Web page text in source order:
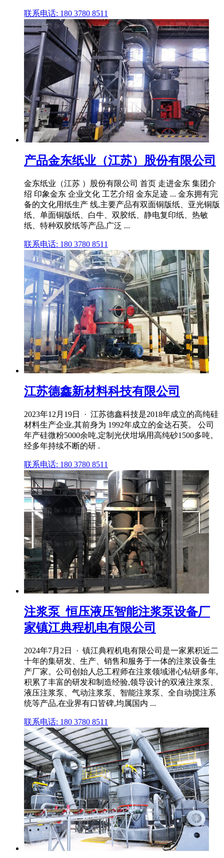
联系电话: 180 3780 8511
产品金东纸业（江苏）股份有限公司
金东纸业（江苏 ）股份有限公司 首页 走进金东 集团介
绍 印象金东 企业文化 工艺介绍 金东足迹 ... 金东拥有完
备的文化用纸生产 线,主要产品有双面铜版纸、亚光铜版
纸、单面铜版纸、白牛、双胶纸、静电复印纸、热敏
纸、特种双胶纸等产品,广泛 ...
联系电话: 180 3780 8511
江苏德鑫新材料科技有限公司
2023年12月19日 · 江苏德鑫科技是2018年成立的高纯硅
材料生产企业,其前身为 1992年成立的金达石英。 公司
年产硅微粉5000余吨,定制光伏坩埚用高纯砂1500多吨。
经多年持续不断的研 .
联系电话: 180 3780 8511
注浆泵_恒压液压智能注浆泵设备厂
家镇江典程机电有限公司
2024年7月2日 · 镇江典程机电有限公司是一家累积近二
十年的集研发、生产、销售和服务于一体的注浆设备生
产厂家。公司创始人总工程师在注浆领域潜心钻研多年,
积累了丰富的研发和制造经验,领导设计的双液注浆泵、
液压注浆泵、气动注浆泵、智能注浆泵、全自动搅注系
统等产品,在业界有口皆碑,均属国内 ...
联系电话: 180 3780 8511